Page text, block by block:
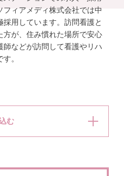
ィアメディ株式会社では中
用しています。訪問看護と
方が、住み慣れた場所で安心
師などが訪問して看護やリハ
。
む